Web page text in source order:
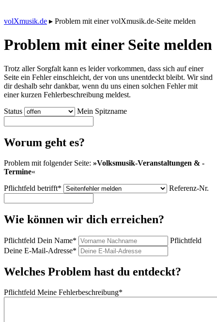
volXmusik.de ▸ Problem mit einer volXmusik.de-Seite melden
Problem mit einer Seite melden
Trotz aller Sorgfalt kann es leider vorkommen, dass sich auf einer
Seite ein Fehler einschleicht, der von uns unentdeckt bleibt. Wir sind
dir deshalb sehr dankbar, wenn du uns einen solchen Fehler mit
einer kurzen Fehlerbeschreibung meldest.
Status
Mein Spitzname
Worum geht es?
Problem mit folgender Seite: »Volksmusik-Veranstaltungen & -
Termine«
Pflichtfeld betrifft* Referenz-Nr.
Wie können wir dich erreichen?
Pflichtfeld Dein Name*
Pflichtfeld
Deine E-Mail-Adresse*
Welches Problem hast du entdeckt?
Pflichtfeld Meine Fehlerbeschreibung*